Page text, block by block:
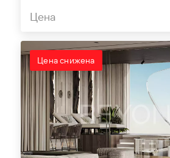
Цена
Цена снижена